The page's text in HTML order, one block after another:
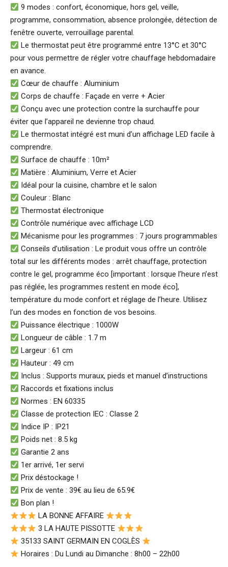
9 modes : confort, économique, hors gel, veille,
programme, consommation, absence prolongée, détection de
fenêtre ouverte, verrouillage parental.
Le thermostat peut être programmé entre 13°C et 30°C
pour vous permettre de régler votre chauffage hebdomadaire
en avance.
Cœur de chauffe : Aluminium
Corps de chauffe : Façade en verre + Acier
Conçu avec une protection contre la surchauffe pour
éviter que l’appareil ne devienne trop chaud.
Le thermostat intégré est muni d’un affichage LED facile à
comprendre.
Surface de chauffe : 10m²
Matière : Aluminium, Verre et Acier
Idéal pour la cuisine, chambre et le salon
Couleur : Blanc
Thermostat électronique
Contrôle numérique avec affichage LCD
Mécanisme pour les programmes : 7 jours programmables
Conseils d’utilisation : Le produit vous offre un contrôle
total sur les différents modes : arrêt chauffage, protection
contre le gel, programme éco [important : lorsque l’heure n’est
pas réglée, les programmes restent en mode éco],
température du mode confort et réglage de l’heure. Utilisez
l’un des modes en fonction de vos besoins.
Puissance électrique : 1000W
Longueur de câble : 1.7 m
Largeur : 61 cm
Hauteur : 49 cm
Inclus : Supports muraux, pieds et manuel d’instructions
Raccords et fixations inclus
Normes : EN 60335
Classe de protection IEC : Classe 2
Indice IP : IP21
Poids net : 8.5 kg
Garantie 2 ans
1er arrivé, 1er servi
Prix déstockage !
Prix de vente : 39€ au lieu de 65.9€
Bon plan !
LA BONNE AFFAIRE
3 LA HAUTE PISSOTTE
35133 SAINT GERMAIN EN COGLÈS
Horaires : Du Lundi au Dimanche : 8h00 – 22h00